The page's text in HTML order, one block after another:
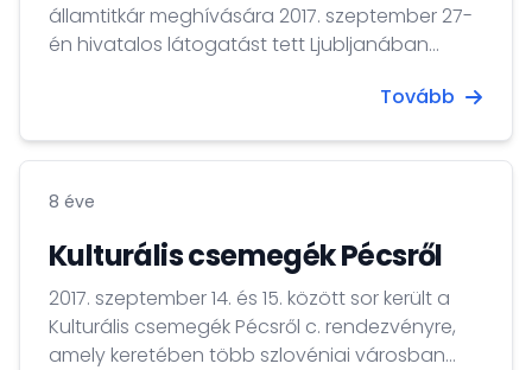
államtitkár meghívására 2017. szeptember 27-
én hivatalos látogatást tett Ljubljanában
Tovább
8 éve
Kulturális csemegék Pécsről
2017. szeptember 14. és 15. között sor került a
Kulturális csemegék Pécsről c. rendezvényre,
amely keretében több szlovéniai városban